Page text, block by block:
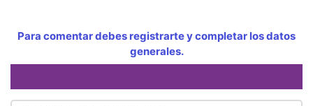
Para comentar debes registrarte y completar los datos
generales.